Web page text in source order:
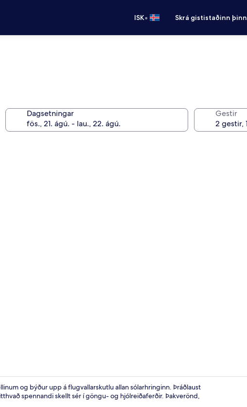
ISK• Skrá gististaðinn þinn
Dagsetningar Gestir
og býður upp á flugvallarskutlu allan sólarhringinn. Þráðlaust
spennandi skellt sér í göngu- og hjólreiðaferðir. Þakverönd,